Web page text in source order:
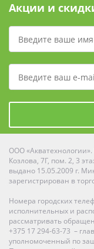
Акции и
ООО
Козлова, 7Г, пом. 2, 3
выдано 15.05.2009 г.
зарегистрирован в
Номера городских
исполнительных и
рассматривать
+375 17 294-63-73 –
уполномоченный по